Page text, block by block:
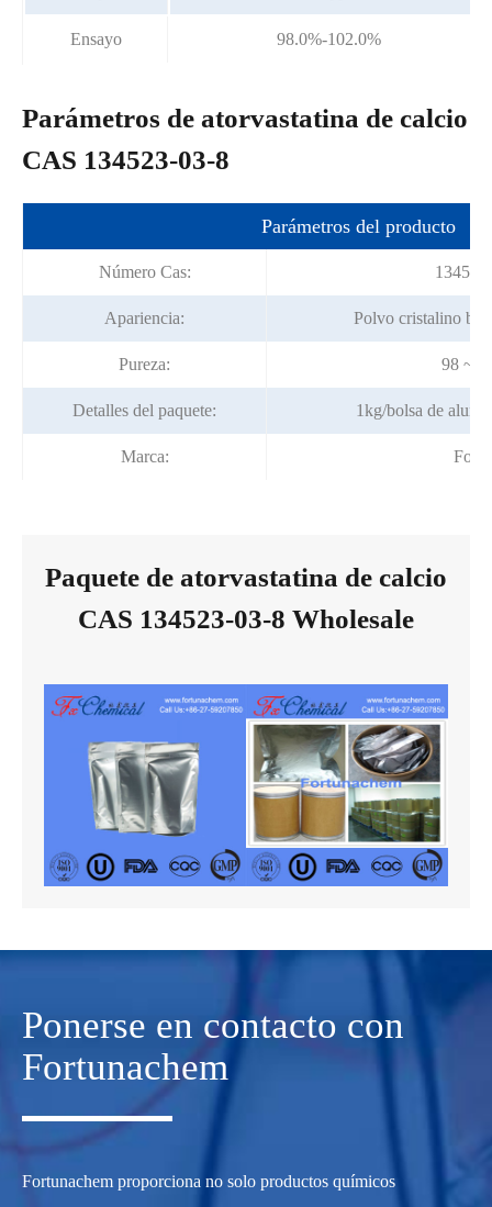
Ensayo 98.0%-102.0%
Parámetros de atorvastatina de calcio
CAS 134523-03-8
Parámetros del producto
Número Cas:
Apariencia: Polvo cristalino
Pureza: 98 ~
Detalles del paquete: 1kg/bolsa de
Marca:
Paquete de atorvastatina de calcio
CAS 134523-03-8 Wholesale
Ponerse en contacto con
Fortunachem
Fortunachem proporciona no solo productos químicos